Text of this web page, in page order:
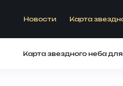
Новости Карта
Карта звездного неба